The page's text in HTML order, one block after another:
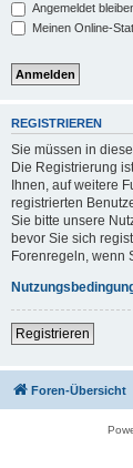
Angemeldet
Meinen Online-
REGISTRIEREN
Sie müssen in
Die Registrierung
Ihnen, auf weitere
registrierten
Sie bitte unsere
bevor Sie sich
Forenregeln, wenn
Registrieren
Foren-Übersicht